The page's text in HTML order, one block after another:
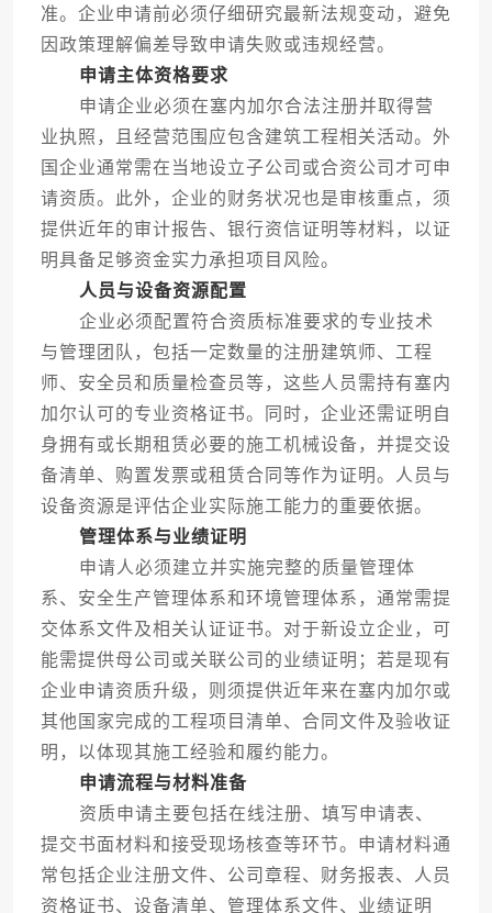
准。企业申请前必须仔细研究最新法规变动，避免
因政策理解偏差导致申请失败或违规经营。
申请主体资格要求
申请企业必须在塞内加尔合法注册并取得营
业执照，且经营范围应包含建筑工程相关活动。外
国企业通常需在当地设立子公司或合资公司才可申
请资质。此外，企业的财务状况也是审核重点，须
提供近年的审计报告、银行资信证明等材料，以证
明具备足够资金实力承担项目风险。
人员与设备资源配置
企业必须配置符合资质标准要求的专业技术
与管理团队，包括一定数量的注册建筑师、工程
师、安全员和质量检查员等，这些人员需持有塞内
加尔认可的专业资格证书。同时，企业还需证明自
身拥有或长期租赁必要的施工机械设备，并提交设
备清单、购置发票或租赁合同等作为证明。人员与
设备资源是评估企业实际施工能力的重要依据。
管理体系与业绩证明
申请人必须建立并实施完整的质量管理体
系、安全生产管理体系和环境管理体系，通常需提
交体系文件及相关认证证书。对于新设立企业，可
能需提供母公司或关联公司的业绩证明；若是现有
企业申请资质升级，则须提供近年来在塞内加尔或
其他国家完成的工程项目清单、合同文件及验收证
明，以体现其施工经验和履约能力。
申请流程与材料准备
资质申请主要包括在线注册、填写申请表、
提交书面材料和接受现场核查等环节。申请材料通
常包括企业注册文件、公司章程、财务报表、人员
资格证书、设备清单、管理体系文件、业绩证明